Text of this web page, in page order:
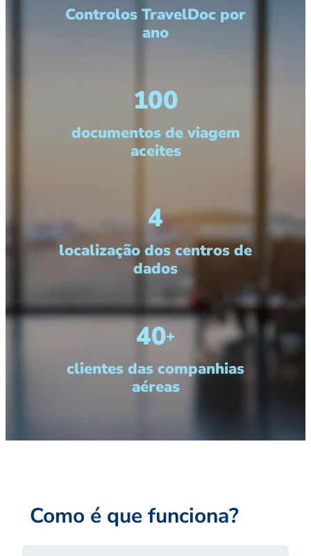
Controlos TravelDoc por
ano
100
documentos de viagem
aceites
4
localização dos centros de
dados
40+
clientes das companhias
aéreas
Como é que funciona?